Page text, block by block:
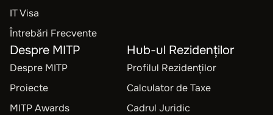
IT Visa
Întrebări Frecvente
Despre MITP
Despre MITP
Proiecte
MITP Awards
Hub-ul Rezidenților
Profilul Rezidenților
Calculator de Taxe
Cadrul Juridic